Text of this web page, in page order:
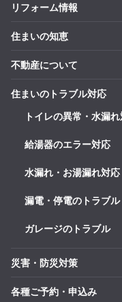
リフォーム情報
住まいの知恵
不動産について
住まいのトラブル対応
トイレの異常・水漏
給湯器のエラー対応
水漏れ・お湯漏れ対応
漏電・停電のトラブル
ガレージのトラブル
災害・防災対策
各種ご予約・申込み